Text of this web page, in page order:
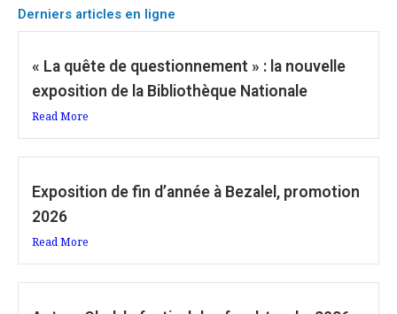
Derniers articles en ligne
« La quête de questionnement » : la nouvelle
exposition de la Bibliothèque Nationale
Read More
Exposition de fin d’année à Bezalel, promotion
2026
Read More